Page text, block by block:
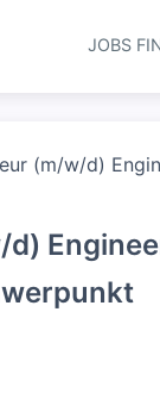
JOBS
(m/w/d)